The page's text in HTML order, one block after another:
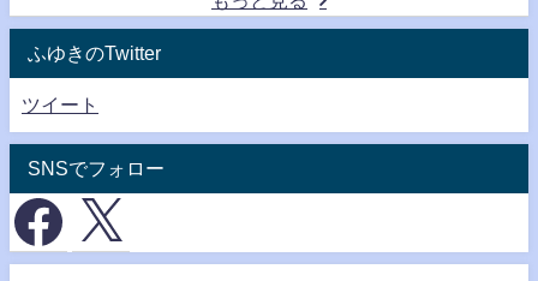
ふゆきのTwitter
ツイート
SNSでフォロー